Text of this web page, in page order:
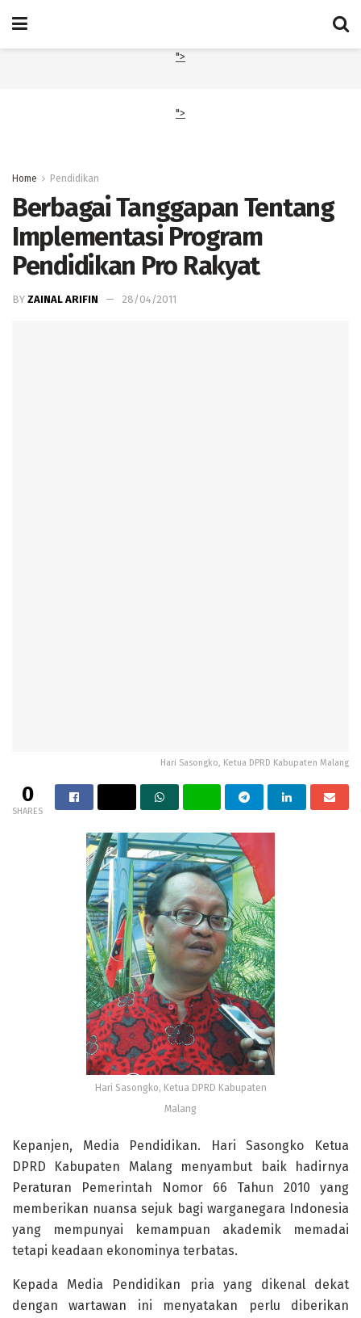
">
">
Home Pendidikan
Berbagai Tanggapan Tentang
Implementasi Program
Pendidikan Pro Rakyat
BY ZAINAL ARIFIN 28/04/2011
Hari Sasongko, Ketua DPRD Kabupaten Malang
0
SHARES
Hari Sasongko, Ketua DPRD Kabupaten
Malang
Kepanjen, Media Pendidikan. Hari Sasongko Ketua
DPRD Kabupaten Malang menyambut baik hadirnya
Peraturan Pemerintah Nomor 66 Tahun 2010 yang
memberikan nuansa sejuk bagi warganegara Indonesia
yang mempunyai kemampuan akademik memadai
tetapi keadaan ekonominya terbatas.
Kepada Media Pendidikan pria yang dikenal dekat
dengan wartawan ini menyatakan perlu diberikan